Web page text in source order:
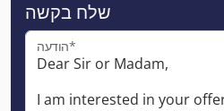
שלח בקשה
הודעה*